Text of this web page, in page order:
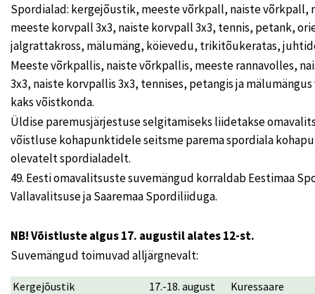
Spordialad: kergejõustik, meeste võrkpall, naiste võrkpall,
meeste korvpall 3x3, naiste korvpall 3x3, tennis, petank,
jalgrattakross, mälumäng, köievedu, trikitõukeratas,
Meeste võrkpallis, naiste võrkpallis, meeste rannavolles,
3x3, naiste korvpallis 3x3, tennises, petangis ja
kaks võistkonda.
Üldise paremusjärjestuse selgitamiseks liidetakse
võistluse kohapunktidele seitsme parema spordiala
olevatelt spordialadelt.
49. Eesti omavalitsuste suvemängud korraldab Eestimaa
Vallavalitsuse ja Saaremaa Spordiliiduga.
NB! Võistluste algus 17. augustil alates 12-st.
Suvemängud toimuvad alljärgnevalt:
Kergejõustik 17.-18. august
Kuressaare